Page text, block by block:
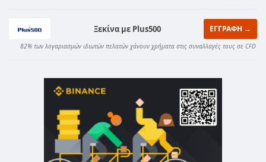
Ξεκίνα με Plus500 ΕΓΓΡΑΦΗ →
82% των λογαριασμών ιδιωτών πελατών χάνουν χρήματα στις συναλλαγές τους σε CFD